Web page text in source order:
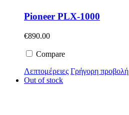
Pioneer PLX-1000
€890.00
Compare
Λεπτομέρειες Γρήγορη προβολή
Out of stock